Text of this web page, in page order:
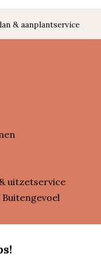
& aanplantservice
uitzetservice